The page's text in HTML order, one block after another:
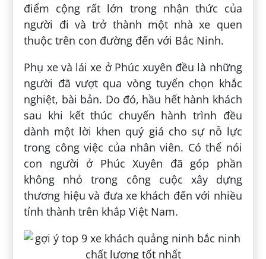
điểm cộng rất lớn trong nhận thức của
người đi và trở thành một nhà xe quen
thuộc trên con đường đến với Bắc Ninh.
Phụ xe và lái xe ở Phúc xuyên đều là những
người đã vượt qua vòng tuyển chọn khắc
nghiệt, bài bản. Do đó, hầu hết hành khách
sau khi kết thúc chuyến hành trình đều
dành một lời khen quý giá cho sự nỗ lực
trong công việc của nhân viên. Có thể nói
con người ở Phúc Xuyên đã góp phần
không nhỏ trong công cuộc xây dựng
thương hiệu và đưa xe khách đến với nhiều
tỉnh thành trên khắp Việt Nam.